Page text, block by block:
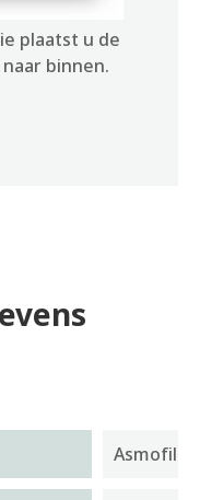
plaatst u de
binnen.